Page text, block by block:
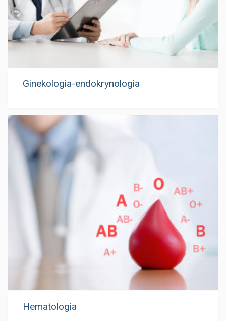
Ginekologia-endokrynologia
Hematologia